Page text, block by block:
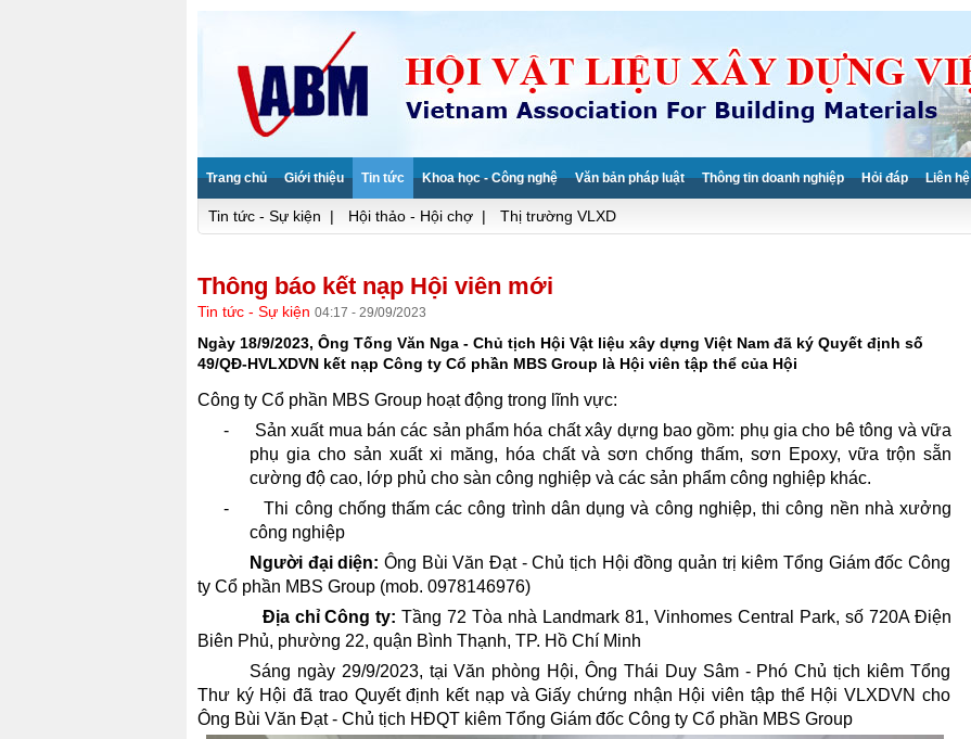
Trang chủ Giới thiệu Tin tức Khoa học - Công nghệ Văn bản pháp luật Thông tin doanh nghiệp Hỏi đáp Liên hệ
Tin tức - Sự kiện | Hội thảo - Hội chợ | Thị trường VLXD
Thông báo kết nạp Hội viên mới
Tin tức - Sự kiện 04:17 - 29/09/2023
Ngày 18/9/2023, Ông Tống Văn Nga - Chủ tịch Hội Vật liệu xây dựng Việt Nam đã ký Quyết định số
49/QĐ-HVLXDVN kết nạp Công ty Cổ phần MBS Group là Hội viên tập thể của Hội
Công ty Cổ phần MBS Group hoạt động trong lĩnh vực:
-
Sản xuất mua bán các sản phẩm hóa chất xây dựng bao gồm: phụ gia cho bê tông và vữa
phụ gia cho sản xuất xi măng, hóa chất và sơn chống thấm, sơn Epoxy, vữa trộn sẵn
cường độ cao, lớp phủ cho sàn công nghiệp và các sản phẩm công nghiệp khác.
-
Thi công chống thấm các công trình dân dụng và công nghiệp, thi công nền nhà xưởng
công nghiệp
Người đại diện: Ông Bùi Văn Đạt - Chủ tịch Hội đồng quản trị kiêm Tổng Giám đốc Công
ty Cổ phần MBS Group (mob. 0978146976)
Địa chỉ Công ty:Tầng 72 Tòa nhà Landmark 81, Vinhomes Central Park, số 720A Điện
Biên Phủ, phường 22, quận Bình Thạnh, TP. Hồ Chí Minh
Sáng ngày 29/9/2023, tại Văn phòng Hội, Ông Thái Duy Sâm - Phó Chủ tịch kiêm Tổng
Thư ký Hội đã trao Quyết định kết nạp và Giấy chứng nhận Hội viên tập thể Hội VLXDVN cho
Ông Bùi Văn Đạt - Chủ tịch HĐQT kiêm Tổng Giám đốc Công ty Cổ phần MBS Group